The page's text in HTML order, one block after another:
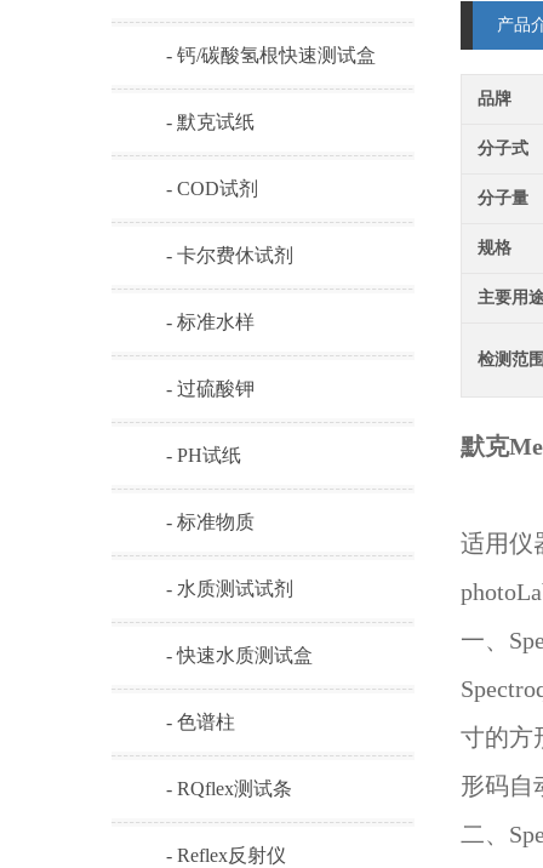
- 钙/碳酸氢根快速测试盒
- 默克试纸
- COD试剂
- 卡尔费休试剂
- 标准水样
- 过硫酸钾
- PH试纸
- 标准物质
- 水质测试试剂
- 快速水质测试盒
- 色谱柱
- RQflex测试条
- Reflex反射仪
产品
品牌
分子式
分子量
规格
主要用
检测范
默克
适用仪
一、
寸的方
形码自
二、